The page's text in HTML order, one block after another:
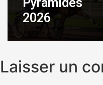
2026
Laisser un